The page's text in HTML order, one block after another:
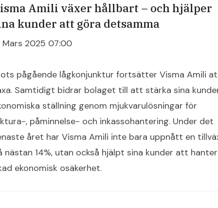
Amili växer hållbart – och hjälper
kunder att göra detsamma
Mars 2025 07:00
pågående lågkonjunktur fortsätter Visma Amili
Samtidigt bidrar bolaget till att stärka sina
ställning genom mjukvarulösningar för
, påminnelse- och inkassohantering. Under det
året har Visma Amili inte bara uppnått en
nästan 14%, utan också hjälpt sina kunder att
ekonomisk osäkerhet.